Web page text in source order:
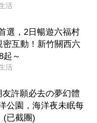
活
選，2日暢遊六福村
互動！新竹關西六
起～
活
友許願必去の夢幻體
公園，海洋夜未眠每
(已截團)